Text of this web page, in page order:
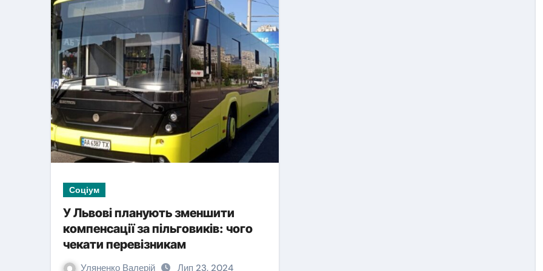
Соціум
У Львові планують зменшити
компенсації за пільговиків: чого
чекати перевізникам
Уляненко Валерій Лип 23, 2024
Новини Львова
У травні мобілізували
— у липні зупинилося